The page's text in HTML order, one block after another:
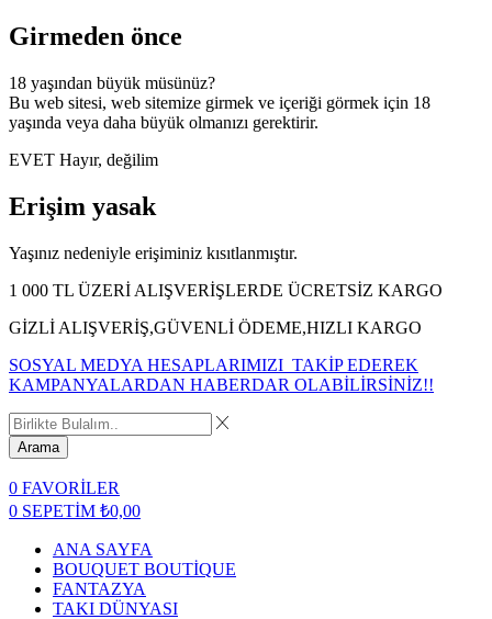
Girmeden önce
18 yaşından büyük müsünüz?
Bu web sitesi, web sitemize girmek ve içeriği görmek için 18
yaşında veya daha büyük olmanızı gerektirir.
EVET Hayır, değilim
Erişim yasak
Yaşınız nedeniyle erişiminiz kısıtlanmıştır.
1 000 TL ÜZERİ ALIŞVERİŞLERDE ÜCRETSİZ KARGO
GİZLİ ALIŞVERİŞ,GÜVENLİ ÖDEME,HIZLI KARGO
SOSYAL MEDYA HESAPLARIMIZI TAKİP EDEREK
KAMPANYALARDAN HABERDAR OLABİLİRSİNİZ!!
Arama
0 FAVORİLER
0 SEPETİM ₺0,00
ANA SAYFA
BOUQUET BOUTİQUE
FANTAZYA
TAKI DÜNYASI